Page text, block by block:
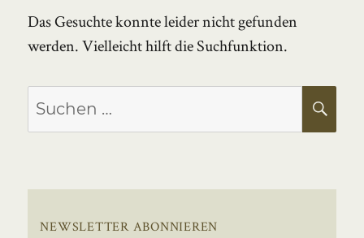
Das Gesuchte konnte leider nicht gefunden
werden. Vielleicht hilft die Suchfunktion.
Suchen
nach:
NEWSLETTER ABONNIEREN